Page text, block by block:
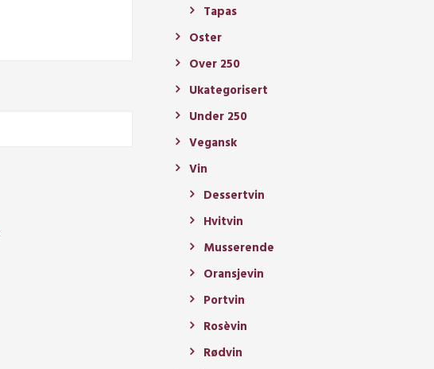
Tapas
Oster
Over 250
Ukategorisert
Under 250
Vegansk
Vin
Dessertvin
Hvitvin
Musserende
Oransjevin
Portvin
Rosèvin
Rødvin